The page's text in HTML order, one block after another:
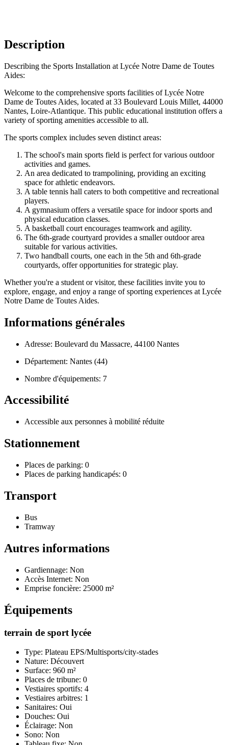
Description
Describing the Sports Installation at Lycée Notre Dame de Toutes
Aides:
Welcome to the comprehensive sports facilities of Lycée Notre
Dame de Toutes Aides, located at 33 Boulevard Louis Millet, 44000
Nantes, Loire-Atlantique. This public educational institution offers a
variety of sporting amenities accessible to all.
The sports complex includes seven distinct areas:
The school's main sports field is perfect for various outdoor
activities and games.
An area dedicated to trampolining, providing an exciting
space for athletic endeavors.
A table tennis hall caters to both competitive and recreational
players.
A gymnasium offers a versatile space for indoor sports and
physical education classes.
A basketball court encourages teamwork and agility.
The 6th-grade courtyard provides a smaller outdoor area
suitable for various activities.
Two handball courts, one each in the 5th and 6th-grade
courtyards, offer opportunities for strategic play.
Whether you're a student or visitor, these facilities invite you to
explore, engage, and enjoy a range of sporting experiences at Lycée
Notre Dame de Toutes Aides.
Informations générales
Adresse: Boulevard du Massacre, 44100 Nantes
Département: Nantes (44)
Nombre d'équipements: 7
Accessibilité
Accessible aux personnes à mobilité réduite
Stationnement
Places de parking: 0
Places de parking handicapés: 0
Transport
Bus
Tramway
Autres informations
Gardiennage: Non
Accès Internet: Non
Emprise foncière: 25000 m²
Équipements
terrain de sport lycée
Type: Plateau EPS/Multisports/city-stades
Nature: Découvert
Surface: 960 m²
Places de tribune: 0
Vestiaires sportifs: 4
Vestiaires arbitres: 1
Sanitaires: Oui
Douches: Oui
Éclairage: Non
Sono: Non